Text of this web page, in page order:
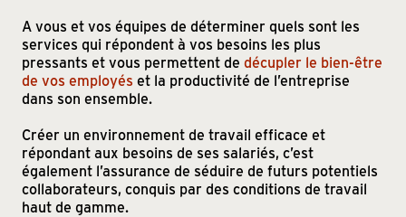
A vous et vos équipes de déterminer quels sont les
services qui répondent à vos besoins les plus
pressants et vous permettent de décupler le bien-être
de vos employés et la productivité de l’entreprise
dans son ensemble.
Créer un environnement de travail efficace et
répondant aux besoins de ses salariés, c’est
également l’assurance de séduire de futurs potentiels
collaborateurs, conquis par des conditions de travail
haut de gamme.